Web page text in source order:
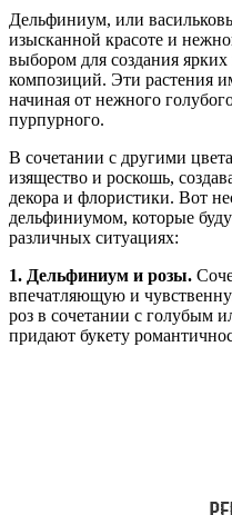
Дельфиниум, или
изысканной красоте и
выбором для создания
композиций. Эти растения
начиная от нежного
пурпурного.
В сочетании с другими
изящество и роскошь,
декора и флористики. Вот
дельфиниумом, которые
различных ситуациях:
1. Дельфиниум и розы.
впечатляющую и
роз в сочетании с голубым
придают букету